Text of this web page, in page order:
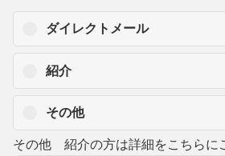
ダイレクトメール
紹介
その他
その他 紹介の方は詳細をこちらに